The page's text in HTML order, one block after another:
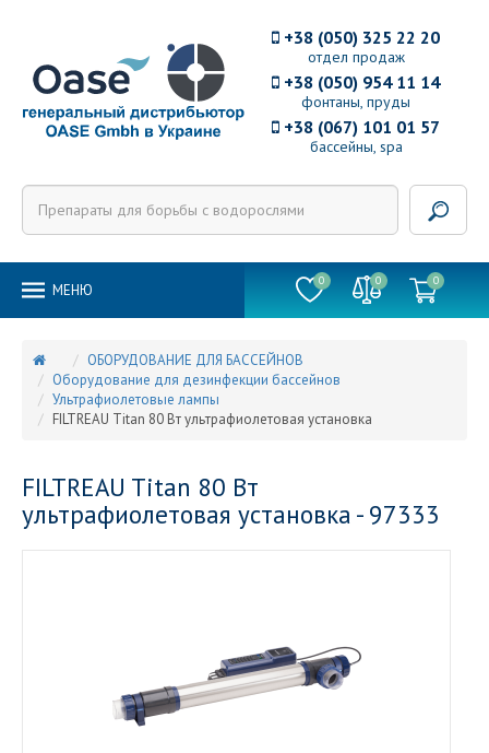
отдел продаж
+38 (050) 325 22 20
фонтаны, пруды
+38 (050) 954 11 14
бассейны, spa
+38 (067) 101 01 57
MEНЮ
0 0 0
ОБОРУДОВАНИЕ ДЛЯ БАССЕЙНОВ
Оборудование для дезинфекции бассейнов
Ультрафиолетовые лампы
FILTREAU Titan 80 Вт ультрафиолетовая установка
FILTREAU Titan 80 Вт
ультрафиолетовая установка - 97333